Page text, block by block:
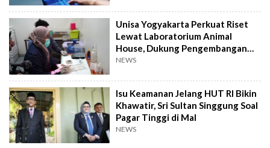
Unisa Yogyakarta Perkuat Riset
Lewat Laboratorium Animal
House, Dukung Pengembangan
Kandidat Obat
NEWS
Isu Keamanan Jelang HUT RI Bikin
Khawatir, Sri Sultan Singgung Soal
Pagar Tinggi di Mal
NEWS